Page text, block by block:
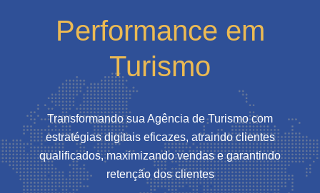
Performance em
Turismo
Transformando sua Agência de Turismo com
estratégias digitais eficazes, atraindo clientes
qualificados, maximizando vendas e garantindo
retenção dos clientes